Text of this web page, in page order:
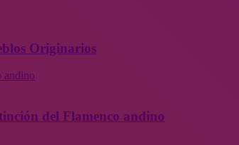
Originarios
andino
del Flamenco andino